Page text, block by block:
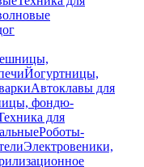
Йогуртницы,
Автоклавы для
фондю-
для
Роботы-
Электровеники,